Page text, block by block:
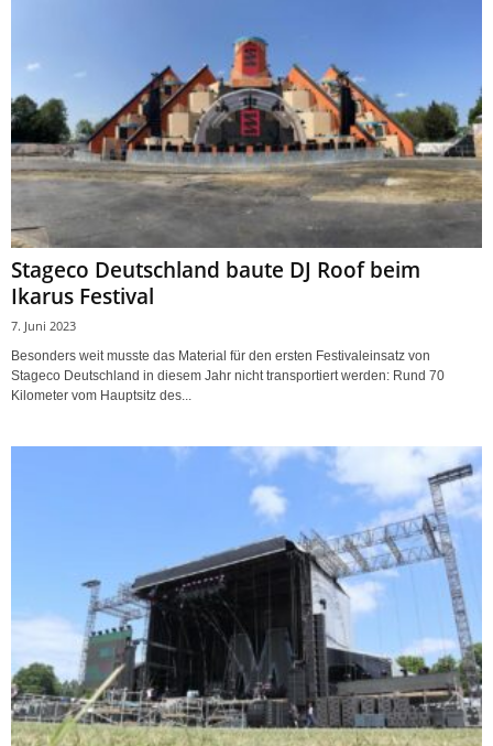
Stageco Deutschland baute DJ Roof beim
Ikarus Festival
7. Juni 2023
Besonders weit musste das Material für den ersten Festivaleinsatz von
Stageco Deutschland in diesem Jahr nicht transportiert werden: Rund 70
Kilometer vom Hauptsitz des...